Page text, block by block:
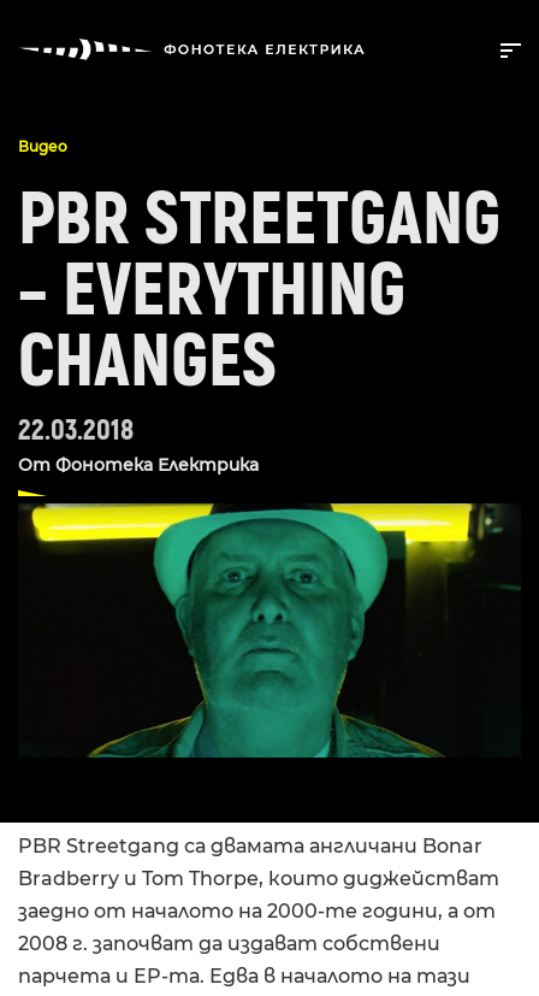
Видео
PBR STREETGANG
– EVERYTHING
CHANGES
22.03.2018
От Фонотека Електрика
PBR Streetgang са двамата англичани Bonar
Bradberry и Tom Thorpe, които диджействат
заедно от началото на 2000-те години, а от
2008 г. започват да издават собствени
парчета и EP-та. Едва в началото на тази